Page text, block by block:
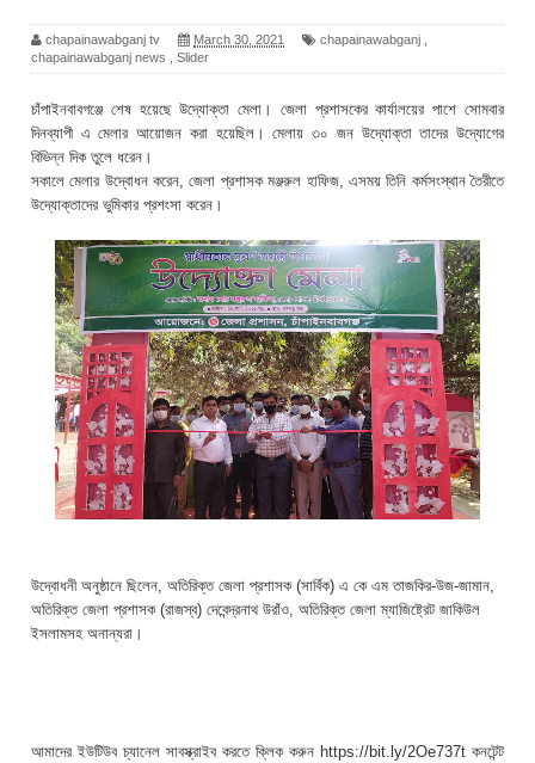
chapainawabganj tv March 30, 2021 chapainawabganj
chapainawabganj news
Slider
চাঁপাইনবাবগঞ্জে শেষ হয়েছে উদ্যোক্তা মেলা। জেলা প্রশাসকের কার্যালয়ের পাশে সোমবার
দিনব্যাপী এ মেলার আয়োজন করা হয়েছিল। মেলায় ৩০ জন উদ্যোক্তা তাদের উদ্যোগের
বিভিন্ন দিক তুলে ধরেন।
সকালে মেলার উদ্বোধন করেন, জেলা প্রশাসক মঞ্জরুল হাফিজ, এসময় তিনি কর্মসংস্থান তৈরীতে
উদ্যোক্তাদের ভুমিকার প্রশংসা করেন।
উদ্বোধনী অনুষ্ঠানে ছিলেন, অতিরিক্ত জেলা প্রশাসক (সার্বিক) এ কে এম তাজকির-উজ-জামান,
অতিরিক্ত জেলা প্রশাসক (রাজস্ব) দেবেন্দ্রনাথ উরাঁও, অতিরিক্ত জেলা ম্যাজিষ্ট্রেট জাকিউল
ইসলামসহ অনান্যরা।
আমাদের ইউটিউব চ্যানেল সাবস্ক্রাইব করতে ক্লিক করুন https://bit.ly/2Oe737t কনটেন্ট